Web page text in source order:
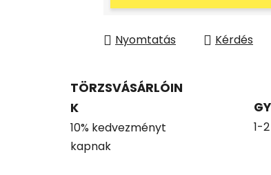
Nyomtatás Kérdés
TÖRZSVÁSÁRLÓIN
K
10% kedvezményt
kapnak
1-